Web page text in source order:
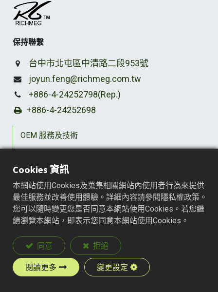
保持聯繫
台中市北屯區中清路二段953號
joyun.feng@richmeg.com.tw
+886-4-24252798(Rep.)
+886-4-24252698
OEM 服務及技術
應用產業
產品介紹
聯絡我們
Copyright © Richmeg Industry Company Ltd.
setting
Cookies 資訊
本網站使用Cookies及蒐集相關網站內使用者行為來提供
最佳服務並改善使用體驗。詳細內容請參閱隱私權政策。
您可以隨時變更您是否同意本網站使用Cookies。若您繼
續瀏覽本網站，即表示您同意本網站使用Cookies。
同意 拒絕
閱讀更多 變更設定